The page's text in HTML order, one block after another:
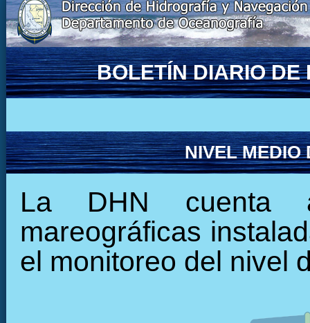
BOLETÍN DIARIO DE
NIVEL MEDIO
La DHN cuenta
mareográficas
el monitoreo del nivel